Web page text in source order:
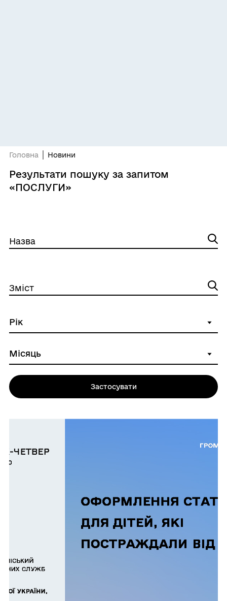
Головна Новини
Результати пошуку за запитом
«ПОСЛУГИ»
Назва
Зміст
Застосувати